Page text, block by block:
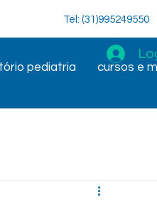
Tel: (31)995249550
pediatria cursos e